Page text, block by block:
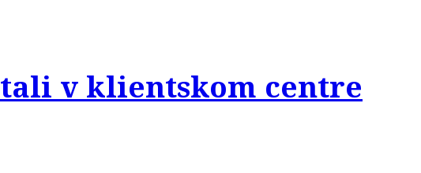
v klientskom centre